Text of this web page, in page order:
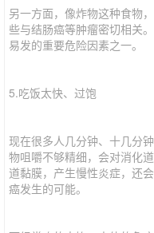
另一方面，像炸物这种食物
些与结肠癌等肿瘤密切相关
易发的重要危险因素之一。
5.吃饭太快、过饱
现在很多人几分钟、十几分
物咀嚼不够精细，会对消化
道黏膜，产生慢性炎症，还
癌发生的可能。